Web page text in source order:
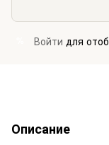
Войти для
Описание